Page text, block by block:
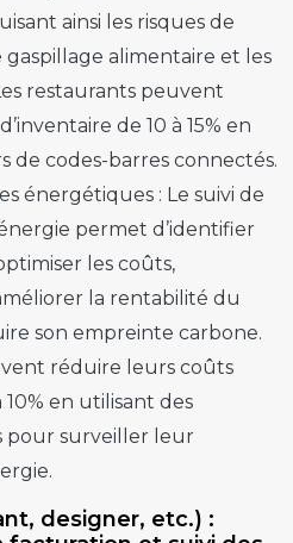
ainsi les risques de
alimentaire et les
restaurants peuvent
de 10 à 15% en
de codes-barres connectés.
énergétiques : Le suivi de
permet d’identifier
les coûts,
la rentabilité du
son empreinte carbone.
réduire leurs coûts
en utilisant des
pour surveiller leur
designer, etc.) :